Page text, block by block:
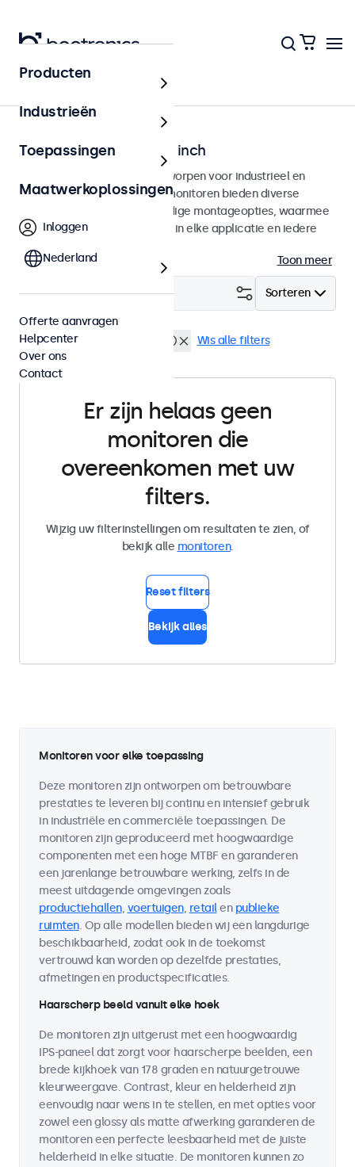
Home
Monitoren van 7 tot 32 inch
Professionele monitoren ontworpen voor industrieel en
commercieel gebruik. Deze monitoren bieden diverse
videoaansluitingen en veelzijdige montageopties, waarmee
ze naadloos te integreren zijn in elke applicatie en iedere
Toon meer
Sorteren
Filter (0)
DisplayPort Stofdicht (IP65) Wis alle filters
Er zijn helaas geen
monitoren die
overeenkomen met uw
filters.
Wijzig uw filterinstellingen om resultaten te zien, of
bekijk alle monitoren.
Reset filters
Bekijk alles
Monitoren voor elke toepassing
Deze monitoren zijn ontworpen om betrouwbare
prestaties te leveren bij continu en intensief gebruik
in industriële en commerciële toepassingen. De
monitoren zijn geproduceerd met hoogwaardige
componenten met een hoge MTBF en garanderen
een jarenlange betrouwbare werking, zelfs in de
meest uitdagende omgevingen zoals
productiehallen, voertuigen, retailen publieke
ruimten. Op alle modellen bieden wij een langdurige
beschikbaarheid, zodat ook in de toekomst
vertrouwd kan worden op dezelfde prestaties,
afmetingen en productspecificaties.
Haarscherp beeld vanuit elke hoek
De monitoren zijn uitgerust met een hoogwaardig
IPS-paneel dat zorgt voor haarscherpe beelden, een
brede kijkhoek van 178 graden en natuurgetrouwe
kleurweergave. Contrast, kleur en helderheid zijn
eenvoudig naar wens in te stellen, en met opties voor
zowel een glossy als matte afwerking garanderen de
monitoren een perfecte leesbaarheid met de juiste
helderheid in elke situatie. De monitoren kunnen zo
Producten
Industrieën
Toepassingen
Maatwerkoplossingen
Inloggen
Nederland
Offerte aanvragen
Helpcenter
Over ons
Contact